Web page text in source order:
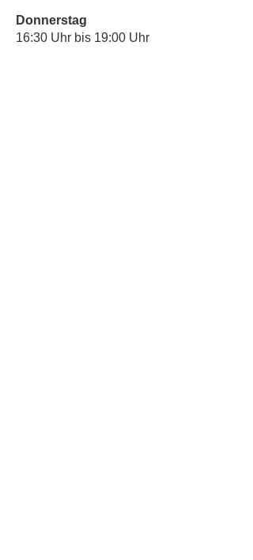
Donnerstag
16:30 Uhr bis 19:00 Uhr